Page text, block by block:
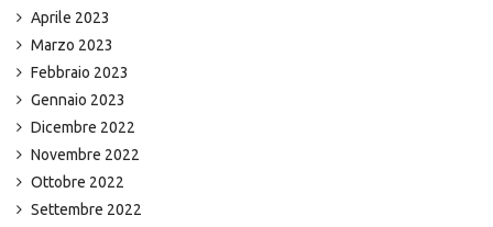
Aprile 2023
Marzo 2023
Febbraio 2023
Gennaio 2023
Dicembre 2022
Novembre 2022
Ottobre 2022
Settembre 2022